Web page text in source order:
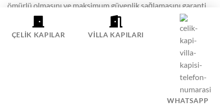
ömürlü olmasını ve maksimum güvenlik sağlamasını garanti
2. Profesyonel montaj hizmeti neden tercih
Profesyonel montaj hizmeti, kapının doğru şekilde monte
ÇELIK KAPILAR VILLA KAPILARI
WHATSAPP